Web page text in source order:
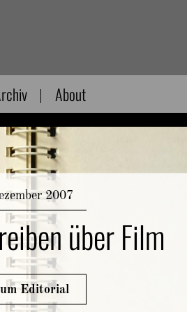
About
2007
über Film
Editorial